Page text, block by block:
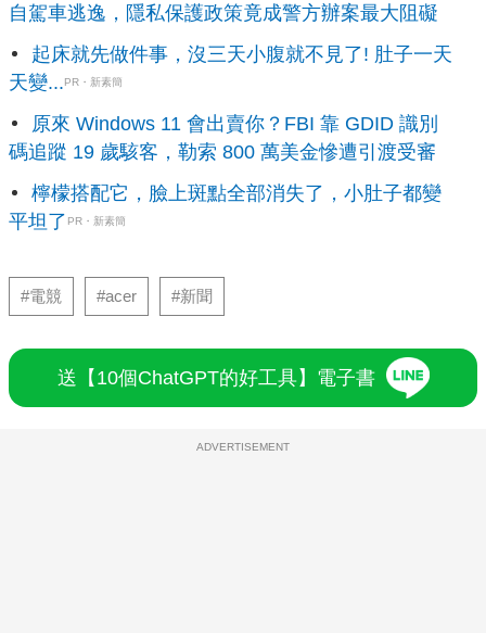
自駕車逃逸，隱私保護政策竟成警方辦案最大阻礙
起床就先做件事，沒三天小腹就不見了! 肚子一天
天變...PR・新素簡
原來 Windows 11 會出賣你？FBI 靠 GDID 識別
碼追蹤 19 歲駭客，勒索 800 萬美金慘遭引渡受審
檸檬搭配它，臉上斑點全部消失了，小肚子都變
平坦了 PR・新素簡
#電競 #acer #新聞
送【10個ChatGPT的好工具】電子書
ADVERTISEMENT